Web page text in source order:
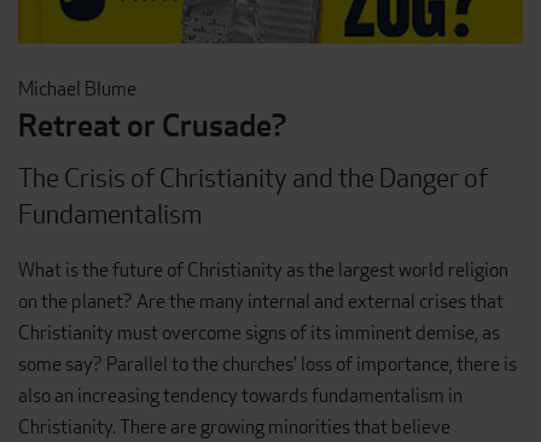
Michael Blume
Retreat or Crusade?
The Crisis of Christianity and the Danger of
Fundamentalism
What is the future of Christianity as the largest world religion
on the planet? Are the many internal and external crises that
Christianity must overcome signs of its imminent demise, as
some say? Parallel to the churches' loss of importance, there is
also an increasing tendency towards fundamentalism in
Christianity. There are growing minorities that believe